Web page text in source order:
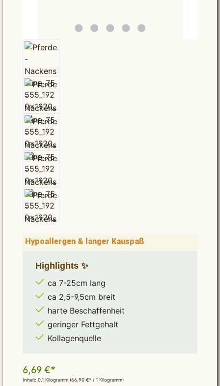
Hypoallergen & langer Kauspaß
Highlights ✨
ca 7-25cm lang
ca 2,5-9,5cm breit
harte Beschaffenheit
geringer Fettgehalt
Kollagenquelle
6,69 €*
Inhalt: 0.1 Kilogramm (66,90 €* / 1 Kilogramm)